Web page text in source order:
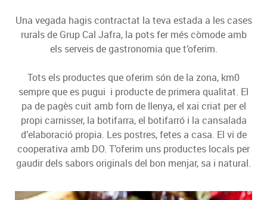
Una vegada hagis contractat la teva estada a les cases
rurals de Grup Cal Jafra, la pots fer més còmode amb
els serveis de gastronomia que t’oferim.
Tots els productes que oferim són de la zona, km0
sempre que es pugui i producte de primera qualitat. El
pa de pagès cuit amb forn de llenya, el xai criat per el
propi carnisser, la botifarra, el botifarró i la cansalada
d’elaboració propia. Les postres, fetes a casa. El vi de
cooperativa amb DO. T’oferim uns productes locals per
gaudir dels sabors originals del bon menjar, sa i natural.